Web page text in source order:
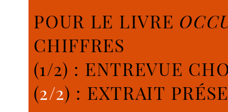
POUR LE LIVRE
CHIFFRES
(1/2) : ENTREVUE
(2/2) : EXTRAIT